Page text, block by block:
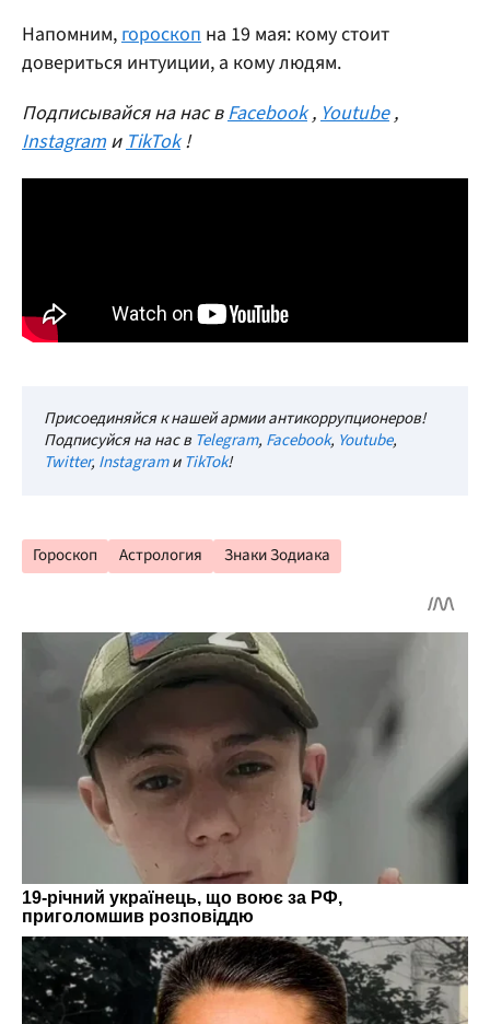
Напомним,гороскоп на 19 мая: кому стоит
довериться интуиции, а кому людям.
Подписывайся на нас вFacebook ,Youtube ,
Instagram иTikTok !
Присоединяйся к нашей армии антикоррупционеров!
Подписуйся на нас в Telegram, Facebook, Youtube,
Twitter, InstagramиTikTok!
Гороскоп Астрология Знаки Зодиака